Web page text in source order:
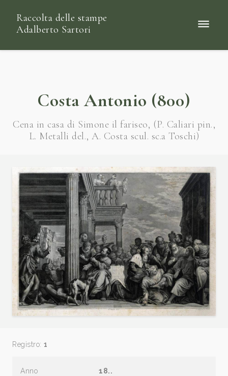
Raccolta delle stampe
Adalberto Sartori
Costa Antonio (800)
Cena in casa di Simone il fariseo, (P. Caliari pin.,
L. Metalli del., A. Costa scul. sc.a Toschi)
Registro: 1
Anno 18..